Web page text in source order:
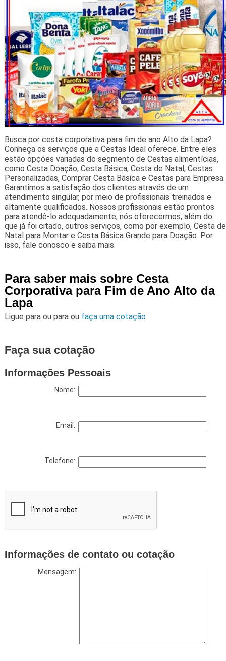
Busca por cesta corporativa para fim de ano Alto da Lapa?
Conheça os serviços que a Cestas Ideal oferece. Entre eles
estão opções variadas do segmento de Cestas alimentícias,
como Cesta Doação, Cesta Básica, Cesta de Natal, Cestas
Personalizadas, Comprar Cesta Básica e Cestas para Empresa.
Garantimos a satisfação dos clientes através de um
atendimento singular, por meio de profissionais treinados e
altamente qualificados. Nossos profissionais estão prontos
para atendê-lo adequadamente, nós oferecermos, além do
que já foi citado, outros serviços, como por exemplo, Cesta de
Natal para Montar e Cesta Básica Grande para Doação. Por
isso, fale conosco e saiba mais.
Para saber mais sobre Cesta
Corporativa para Fim de Ano Alto da
Lapa
Ligue para ou para ou faça uma cotação
Faça sua cotação
Informações Pessoais
Nome:
Email:
Telefone:
Informações de contato ou cotação
Mensagem: